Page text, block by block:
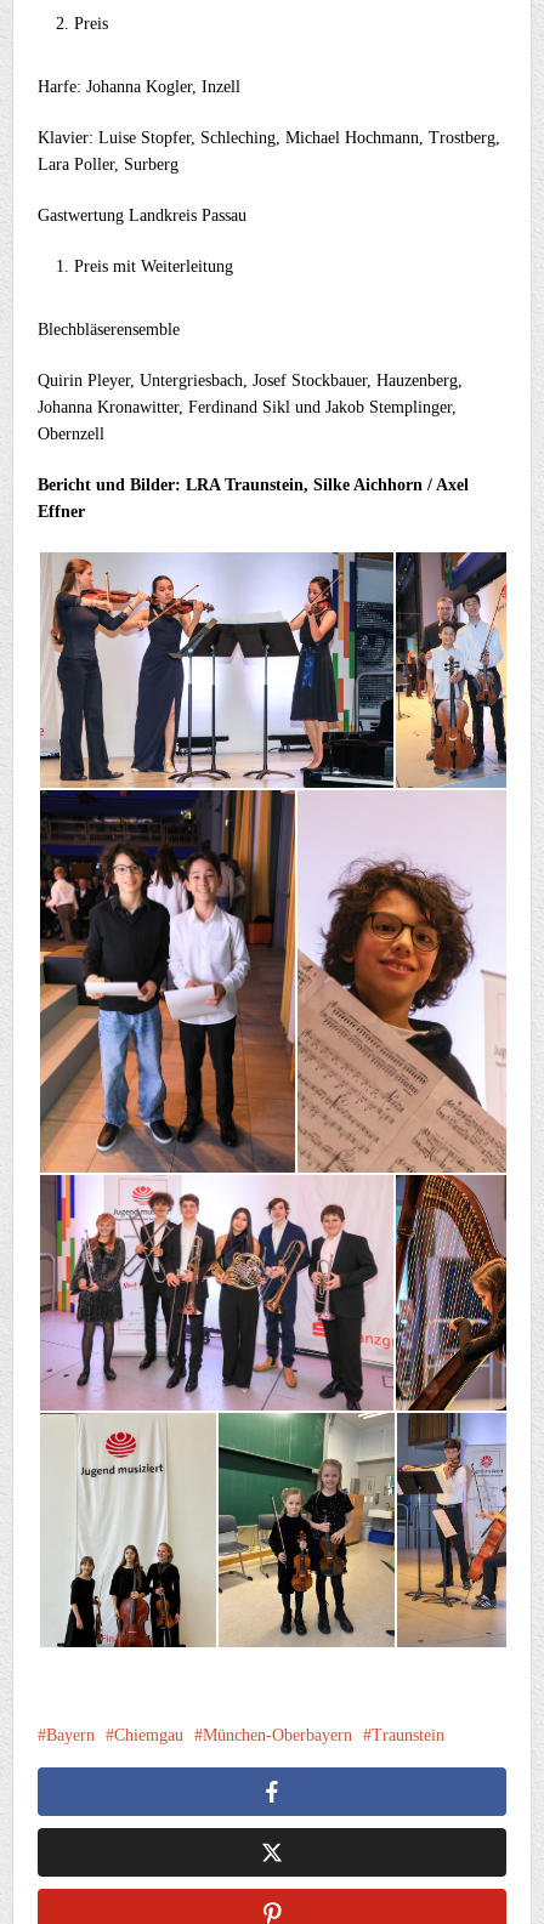
Preis
Harfe: Johanna Kogler, Inzell
Klavier: Luise Stopfer, Schleching, Michael Hochmann, Trostberg,
Lara Poller, Surberg
Gastwertung Landkreis Passau
Preis mit Weiterleitung
Blechbläserensemble
Quirin Pleyer, Untergriesbach, Josef Stockbauer, Hauzenberg,
Johanna Kronawitter, Ferdinand Sikl und Jakob Stemplinger,
Obernzell
Bericht und Bilder: LRA Traunstein, Silke Aichhorn / Axel
Effner
Bayern Chiemgau München-Oberbayern Traunstein